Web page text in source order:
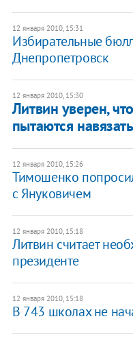
12 января 2010, 15:31
Избирательные
Днепропетровск
12 января 2010, 15:30
Литвин уверен,
пытаются
12 января 2010, 15:26
Тимошенко
с Януковичем
12 января 2010, 15:18
Литвин считает
президенте
12 января 2010, 15:18
В 743 школах не